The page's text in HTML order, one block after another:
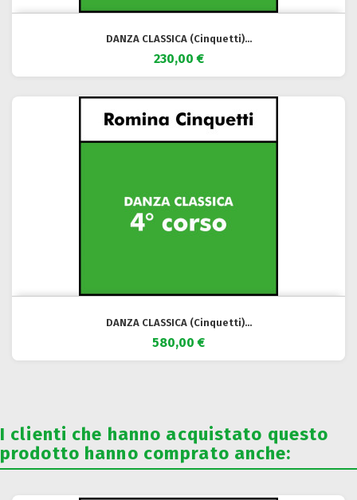
DANZA CLASSICA (Cinquetti)...
230,00 €
DANZA CLASSICA (Cinquetti)...
580,00 €
I clienti che hanno acquistato questo
prodotto hanno comprato anche: